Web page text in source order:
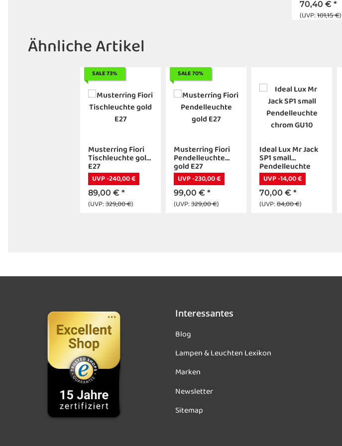
70,40 € *
(UVP:101,15 €)
Ähnliche Artikel
SALE 73%
Musterring Fiori
Tischleuchte gold
E27
UVP -240,00 €
89,00 € *
(UVP:329,00 €)
SALE 70%
Musterring Fiori
Pendelleuchte
gold E27
UVP -230,00 €
99,00 € *
(UVP:329,00 €)
Ideal Lux Mr Jack
SP1 small
Pendelleuchte
chrom GU10
UVP -14,00 €
70,00 € *
(UVP:84,00 €)
Interessantes
Blog
Lampen & Leuchten Lexikon
Marken
Newsletter
Sitemap